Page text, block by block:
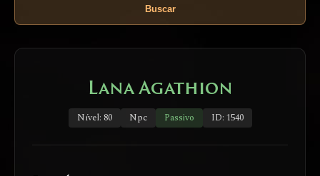
Buscar
Lana Agathion
Nível: 80 Npc Passivo ID: 1540